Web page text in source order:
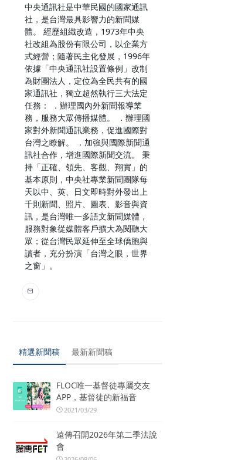
中央通訊社是中華民國的國家通訊
社，是台灣最具影響力的新聞媒
體。 經歷組織改造，1973年中央
社改組為股份有限公司，以企業方
式經營；隨著民主化發展，1996年
依據「中央通訊社設置條例」改制
為財團法人，定位為全民共有的國
家通訊社，獨立超然執行三大法定
任務： ．辦理國內外新聞報導業
務，服務大眾傳播媒體。 ．辦理國
家對外新聞通訊業務，促進國際對
台灣之瞭解。 ．加強與國際新聞通
訊社合作，增進國際新聞交流。 秉
持「正確、領先、客觀、翔實」的
基本原則，中央社專業新聞團隊每
天以中、英、日文即時對外發出上
千則新聞、照片、圖表、影音與資
訊，是台灣唯一多語文新聞媒體，
服務對象從媒體客戶擴大為閱聽大
眾；從台灣民眾延伸至全球僑胞與
讀者，充分扮演「台灣之眼，世界
之窗」。
精選新聞稿 最新新聞稿
FLOC唯一基督徒專屬交友
APP，基督徒的新福音
2021/03/29
遠傳召開2026年第二季法說
會